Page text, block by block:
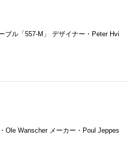
ル「557-M」 デザイナー・Peter Hvi
Ole Wanscher メーカー・Poul Jeppes